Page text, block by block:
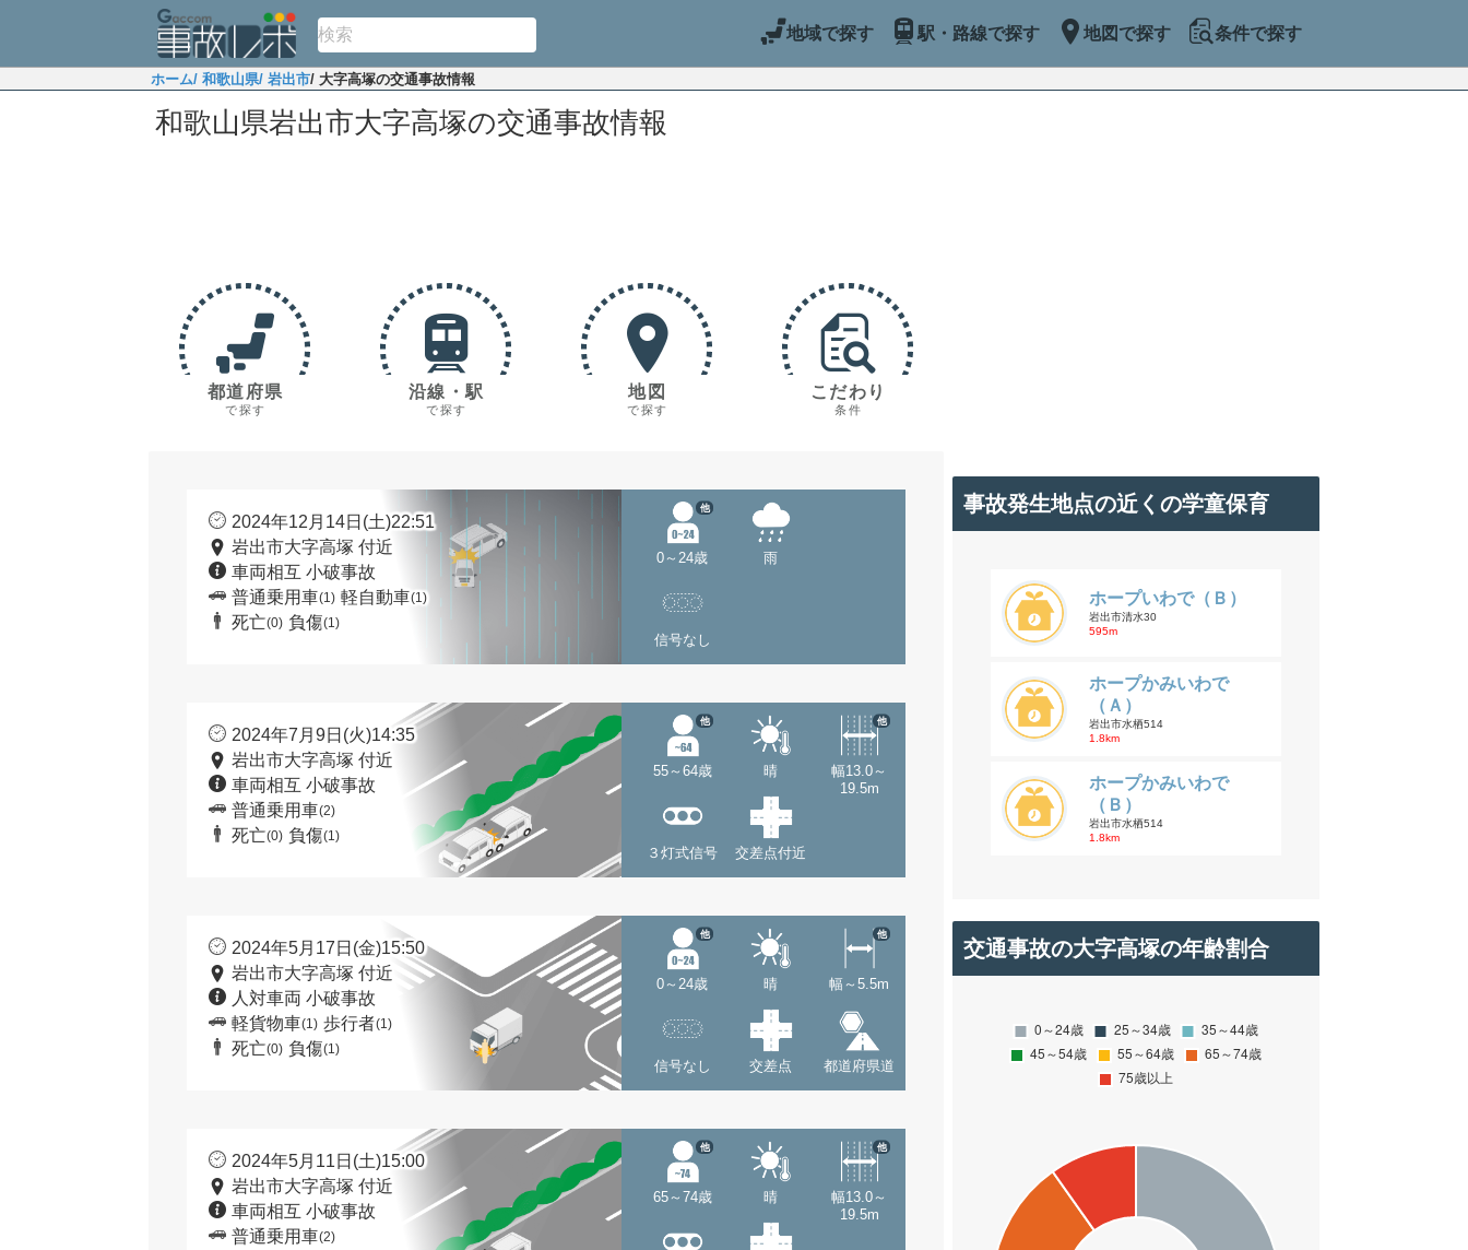
地域で探す 駅・路線で探す 地図で探す 条件で探す
ホーム/ 和歌山県/ 岩出市/ 大字高塚の交通事故情報
和歌山県岩出市大字高塚の交通事故情報
都道府県
で探す
沿線・駅
で探す
地図
で探す
こだわり
条件
2024年12月14日(土)22:51
岩出市大字高塚 付近
車両相互 小破事故
普通乗用車(1) 軽自動車(1)
死亡(0) 負傷(1)
0～24歳
他
雨
信号なし
2024年7月9日(火)14:35
岩出市大字高塚 付近
車両相互 小破事故
普通乗用車(2)
死亡(0) 負傷(1)
55～64歳
他
晴
幅13.0～
19.5m
他
３灯式信号 交差点付近
2024年5月17日(金)15:50
岩出市大字高塚 付近
人対車両 小破事故
軽貨物車(1) 歩行者(1)
死亡(0) 負傷(1)
0～24歳
他
晴 幅～5.5m
他
信号なし 交差点 都道府県道
2024年5月11日(土)15:00
岩出市大字高塚 付近
車両相互 小破事故
普通乗用車(2)
65～74歳
他
晴
幅13.0～
19.5m
他
事故発生地点の近くの学童保育
ホープいわで（Ｂ）
岩出市清水30
595m
ホープかみいわで
（Ａ）
岩出市水栖514
1.8km
ホープかみいわで
（Ｂ）
岩出市水栖514
1.8km
交通事故の大字高塚の年齢割合